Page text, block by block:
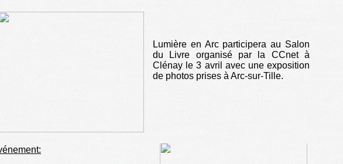
Lumière en Arc participera au Salon
du Livre organisé par la CCnet à
Clénay le 3 avril avec une exposition
de photos prises à Arc-sur-Tille.